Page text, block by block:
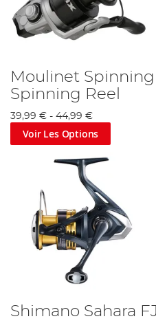
Moulinet
Spinning Reel
39,99 € - 44,99 €
Voir Les Options
Shimano Sahara